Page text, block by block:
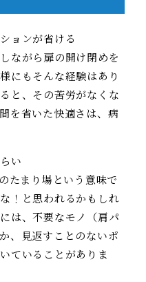
ョンが省ける
ながら扉の開け閉めを
にもそんな経験はあり
と、その苦労がなくな
を省いた快適さは、病
い
たまり場という意味で
！と思われるかもしれ
は、不要なモノ（肩パ
、見返すことのないポ
ていることがありま